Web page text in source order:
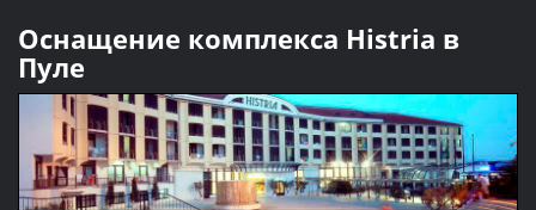
Оснащение комплекса Histria в
Пуле